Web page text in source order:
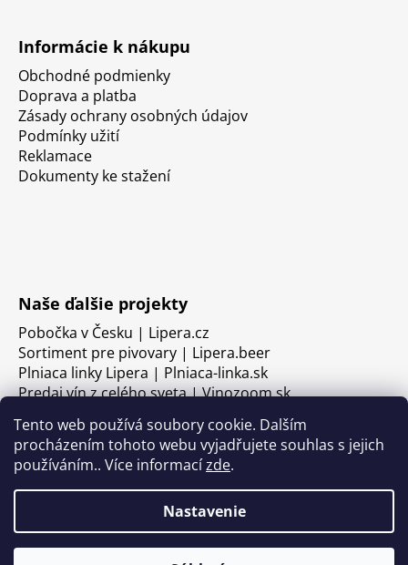
Tento web používá soubory cookie. Dalším
procházením tohoto webu vyjadřujete souhlas s jejich
používáním.. Více informacízde.
Nastavenie
Informácie k nákupu
Obchodné podmienky
Doprava a platba
Zásady ochrany osobných údajov
Podmínky užití
Reklamace
Dokumenty ke stažení
Naše ďalšie projekty
Pobočka v Česku | Lipera.cz
Sortiment pre pivovary | Lipera.beer
Plniaca linky Lipera | Plniaca-linka.sk
Predaj vín z celého sveta | Vinozoom.sk